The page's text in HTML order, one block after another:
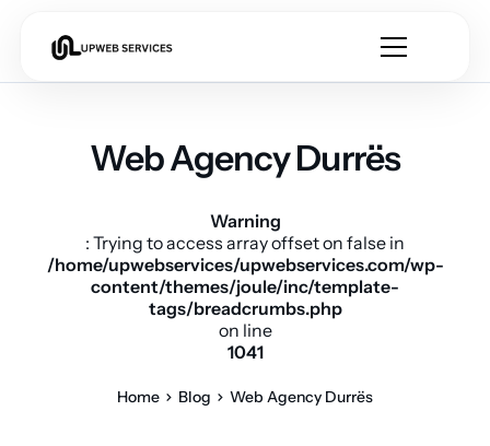
Web Agency Durrës
Warning
: Trying to access array offset on false in
/home/upwebservices/upwebservices.com/wp-
content/themes/joule/inc/template-
tags/breadcrumbs.php
on line
1041
Home Blog Web Agency Durrës